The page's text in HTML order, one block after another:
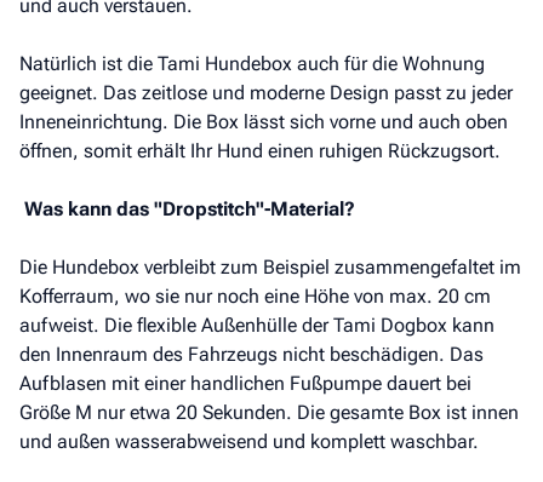
und auch verstauen.
Natürlich ist die Tami Hundebox auch für die Wohnung
geeignet. Das zeitlose und moderne Design passt zu jeder
Inneneinrichtung. Die Box lässt sich vorne und auch oben
öffnen, somit erhält Ihr Hund einen ruhigen Rückzugsort.
Was kann das "Dropstitch"-Material?
Die Hundebox verbleibt zum Beispiel zusammengefaltet im
Kofferraum, wo sie nur noch eine Höhe von max. 20 cm
aufweist. Die flexible Außenhülle der Tami Dogbox kann
den Innenraum des Fahrzeugs nicht beschädigen. Das
Aufblasen mit einer handlichen Fußpumpe dauert bei
Größe M nur etwa 20 Sekunden. Die gesamte Box ist innen
und außen wasserabweisend und komplett waschbar.